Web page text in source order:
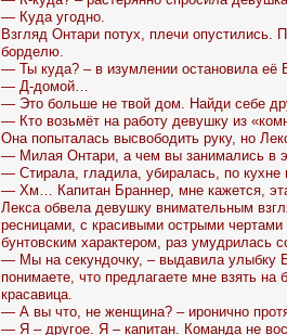
— Куда угодно.
Взгляд Онтари потух, плечи опустились.
борделю.
— Ты куда? – в изумлении остановила её
— Д-домой…
— Это больше не твой дом. Найди себе
— Кто возьмёт на работу девушку из
Она попыталась высвободить руку, но
— Милая Онтари, а чем вы занимались в
— Стирала, гладила, убиралась, по кухне
— Хм… Капитан Браннер, мне кажется,
Лекса обвела девушку внимательным
ресницами, с красивыми острыми
бунтовским характером, раз умудрилась
— Мы на секундочку, – выдавила улыбку
понимаете, что предлагаете мне взять
красавица.
— А вы что, не женщина? – иронично
— Я – другое. Я – капитан. Команда не